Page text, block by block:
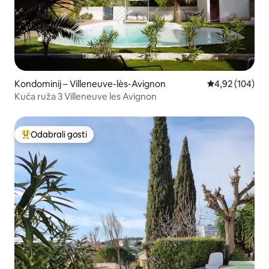
Kondominij – Villeneuve-lès-Avignon Prosječna
4,92 (104)
Kuća ruža 3 Villeneuve les Avignon
Među najviše rangiranima s oznakom „Odabrali gosti”
Odabrali gosti